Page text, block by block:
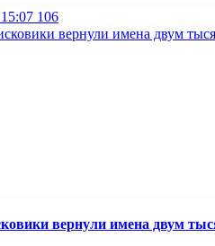
106
вернули имена двум